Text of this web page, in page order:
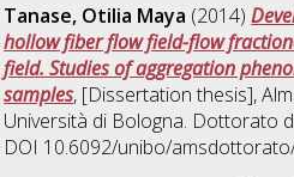
Tanase, Otilia Maya (2014)
hollow fiber flow field-flow
field. Studies of aggregation
samples, [Dissertation thesis],
Università di Bologna. Dottorato
DOI 10.6092/unibo/